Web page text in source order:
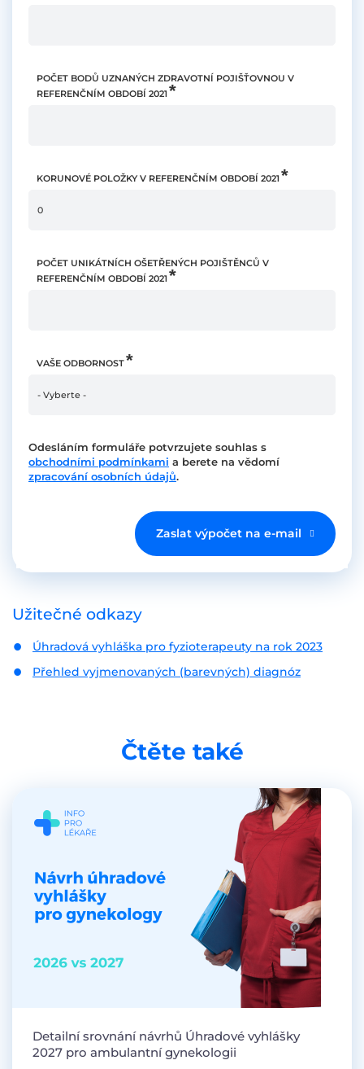
POČET BODŮ UZNANÝCH ZDRAVOTNÍ POJIŠŤOVNOU V
REFERENČNÍM OBDOBÍ 2021
KORUNOVÉ POLOŽKY V REFERENČNÍM OBDOBÍ 2021
POČET UNIKÁTNÍCH OŠETŘENÝCH POJIŠTĚNCŮ V
REFERENČNÍM OBDOBÍ 2021
VAŠE ODBORNOST
Odesláním formuláře potvrzujete souhlas s
obchodními podmínkami a berete na vědomí
zpracování osobních údajů.
Zaslat výpočet na e-mail
Užitečné odkazy
Úhradová vyhláška pro fyzioterapeuty na rok 2023
Přehled vyjmenovaných (barevných) diagnóz
Čtěte také
Detailní srovnání návrhů Úhradové vyhlášky
2027 pro ambulantní gynekologii